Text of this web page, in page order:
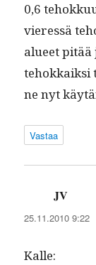
0,6
vier­essä
alueet
tehokkaik­si
ne nyt
Vastaa
JV
25.11.2010 9:22
Kalle: